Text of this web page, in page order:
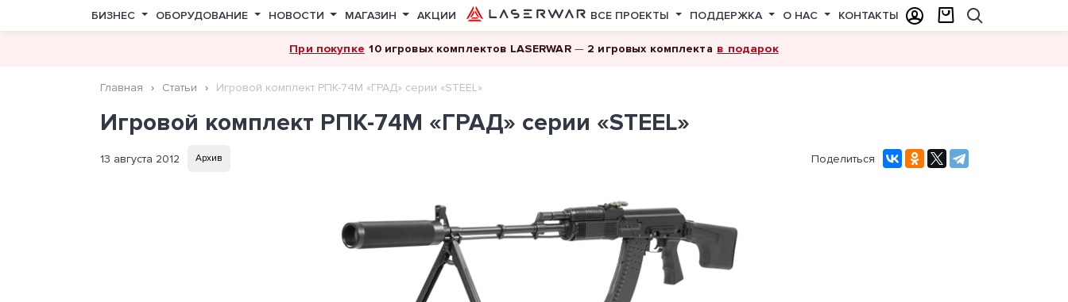
БИЗНЕС ОБОРУДОВАНИЕ НОВОСТИ МАГАЗИН АКЦИИ ВСЕ ПРОЕКТЫ ПОДДЕРЖКА О НАС КОНТАКТЫ
При покупке 10 игровых комплектов LASERWAR— 2 игровых комплекта в подарок
Главная Статьи Игровой комплект РПК-74М «ГРАД» серии «STEEL»
Игровой комплект РПК-74М «ГРАД» серии «STEEL»
13 августа 2012 Архив Поделиться